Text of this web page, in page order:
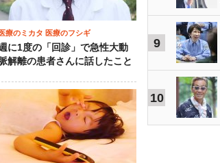
医療のミカタ 医療のフシギ
に1度の「回診」で急性大動
解離の患者さんに話したこと
9
10